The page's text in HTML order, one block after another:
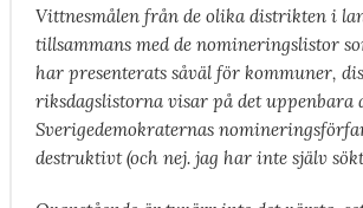
Vittnesmålen från de olika distrikten i
tillsammans med de nomineringslistor
har presenterats såväl för kommuner,
riksdagslistorna visar på det uppenbara
Sverigedemokraternas
destruktivt (och nej. jag har inte själv